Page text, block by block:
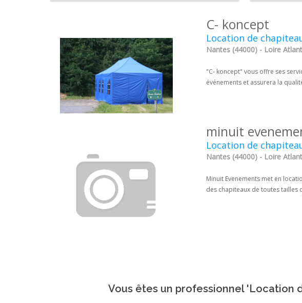
C- koncept
Location de
Nantes (44000) - Loire
"C- koncept" vous offre ses
événements et assurera la
minuit
Location de
Nantes (44000) - Loire
Minuit Evenements met en
des chapiteaux de toutes tailles
Vous êtes un professionnel 'Location